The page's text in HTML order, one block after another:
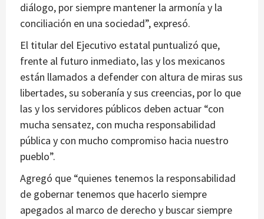
diálogo, por siempre mantener la armonía y la
conciliación en una sociedad”, expresó.
El titular del Ejecutivo estatal puntualizó que,
frente al futuro inmediato, las y los mexicanos
están llamados a defender con altura de miras sus
libertades, su soberanía y sus creencias, por lo que
las y los servidores públicos deben actuar “con
mucha sensatez, con mucha responsabilidad
pública y con mucho compromiso hacia nuestro
pueblo”.
Agregó que “quienes tenemos la responsabilidad
de gobernar tenemos que hacerlo siempre
apegados al marco de derecho y buscar siempre